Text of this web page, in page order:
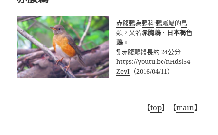
赤腹鶇為鶇科·鶇屬屬的鳥
類 ，又名赤胸鶇 、 日本褐色
鶇 。
¶ 赤腹鶇體長約 24公分
https://youtu.be/nHdsl54
ZevI （2016/04/11）
【top】【main】